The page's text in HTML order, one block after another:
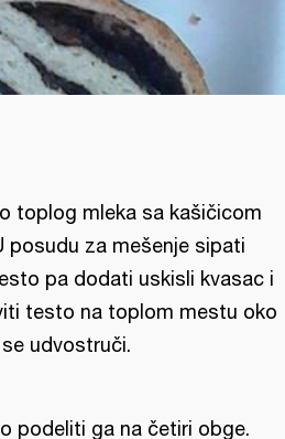
toplog mleka sa kašičicom
posudu za mešenje sipati
pa dodati uskisli kvasac i
testo na toplom mestu oko
udvostruči.
podeliti ga na četiri obge.